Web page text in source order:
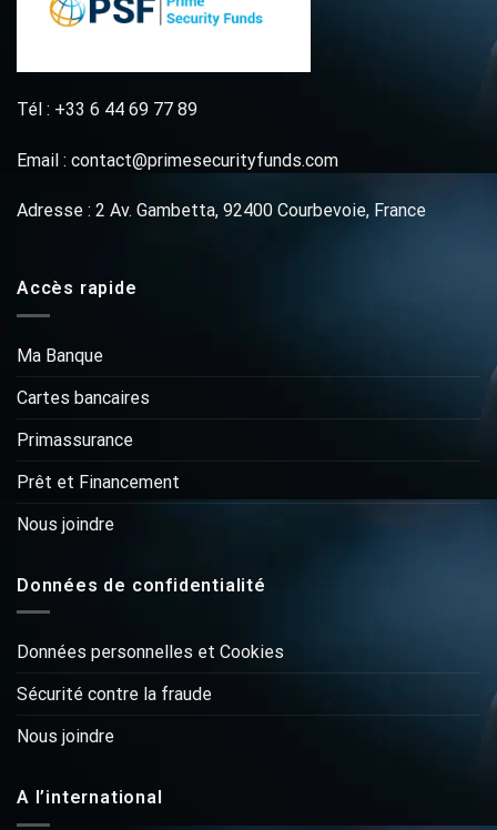
Tél : +33 6 44 69 77 89
Email : contact@primesecurityfunds.com
Adresse : 2 Av. Gambetta, 92400 Courbevoie, France
Accès rapide
Ma Banque
Cartes bancaires
Primassurance
Prêt et Financement
Nous joindre
Données de confidentialité
Données personnelles et Cookies
Sécurité contre la fraude
Nous joindre
A l’international